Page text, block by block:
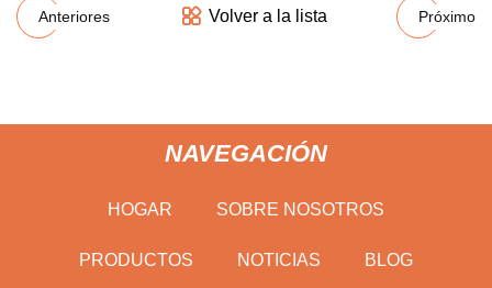
Anteriores Volver a la lista Próximo
NAVEGACIÓN
HOGAR SOBRE NOSOTROS
PRODUCTOS NOTICIAS BLOG